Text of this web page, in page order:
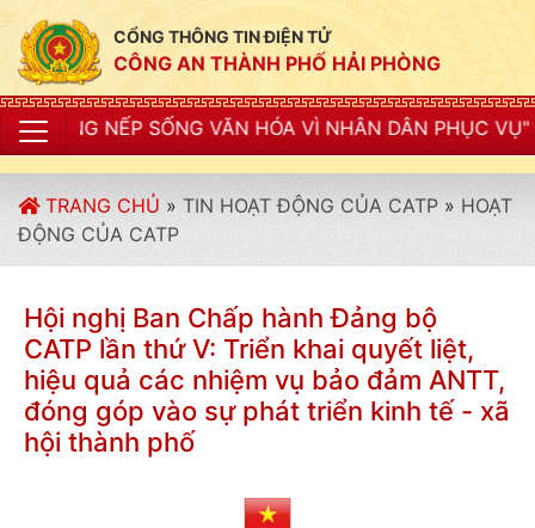
CỔNG THÔNG TIN ĐIỆN TỬ
CÔNG AN THÀNH PHỐ HẢI PHÒNG
VĂN HÓA VÌ NHÂN DÂN PHỤC VỤ"
TRANG CHỦ » TIN HOẠT ĐỘNG CỦA CATP » HOẠT
ĐỘNG CỦA CATP
Hội nghị Ban Chấp hành Đảng bộ
CATP lần thứ V: Triển khai quyết liệt,
hiệu quả các nhiệm vụ bảo đảm ANTT,
đóng góp vào sự phát triển kinh tế - xã
hội thành phố